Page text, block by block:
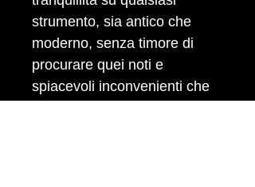
strumento, sia antico che
moderno, senza timore di
procurare quei noti e
spiacevoli inconvenienti che